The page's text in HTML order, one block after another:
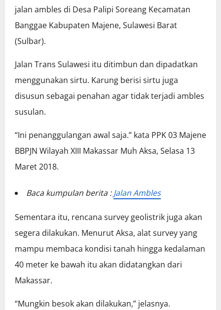
jalan ambles di Desa Palipi Soreang Kecamatan
Banggae Kabupaten Majene, Sulawesi Barat
(Sulbar).
Jalan Trans Sulawesi itu ditimbun dan dipadatkan
menggunakan sirtu. Karung berisi sirtu juga
disusun sebagai penahan agar tidak terjadi ambles
susulan.
“Ini penanggulangan awal saja.” kata PPK 03 Majene
BBPJN Wilayah XIII Makassar Muh Aksa, Selasa 13
Maret 2018.
Baca kumpulan berita :Jalan Ambles
Sementara itu, rencana survey geolistrik juga akan
segera dilakukan. Menurut Aksa, alat survey yang
mampu membaca kondisi tanah hingga kedalaman
40 meter ke bawah itu akan didatangkan dari
Makassar.
“Mungkin besok akan dilakukan,” jelasnya.